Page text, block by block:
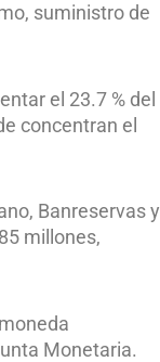
suministro de
el 23.7 % del
concentran el
Banreservas y
millones,
Monetaria.